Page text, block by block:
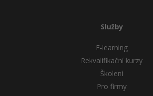
Služby
E-learning
Rekvalifikační kurzy
Školení
Pro firmy